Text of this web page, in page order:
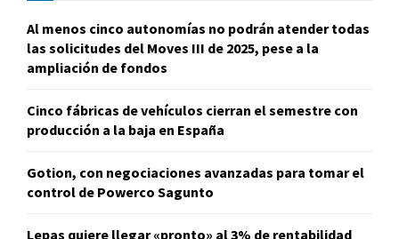
Al menos cinco autonomías no podrán atender todas
las solicitudes del Moves III de 2025, pese a la
ampliación de fondos
Cinco fábricas de vehículos cierran el semestre con
producción a la baja en España
Gotion, con negociaciones avanzadas para tomar el
control de Powerco Sagunto
Lepas quiere llegar «pronto» al 3% de rentabilidad